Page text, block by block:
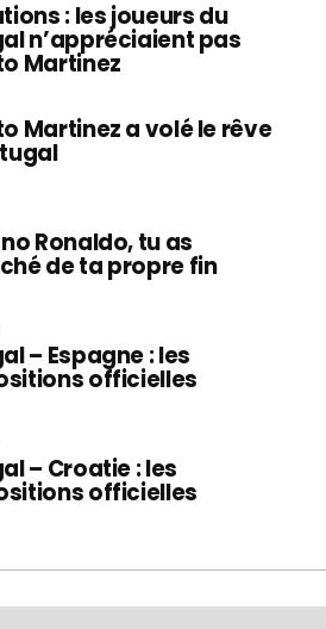
: les joueurs du
n’appréciaient pas
Martinez
Martinez a volé le rêve
Ronaldo, tu as
de ta propre fin
– Espagne : les
officielles
– Croatie : les
officielles